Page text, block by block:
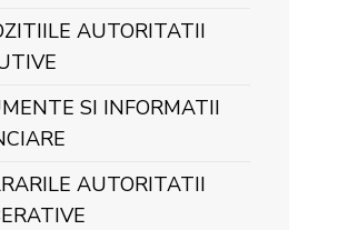
AUTORITATII
SI INFORMATII
AUTORITATII